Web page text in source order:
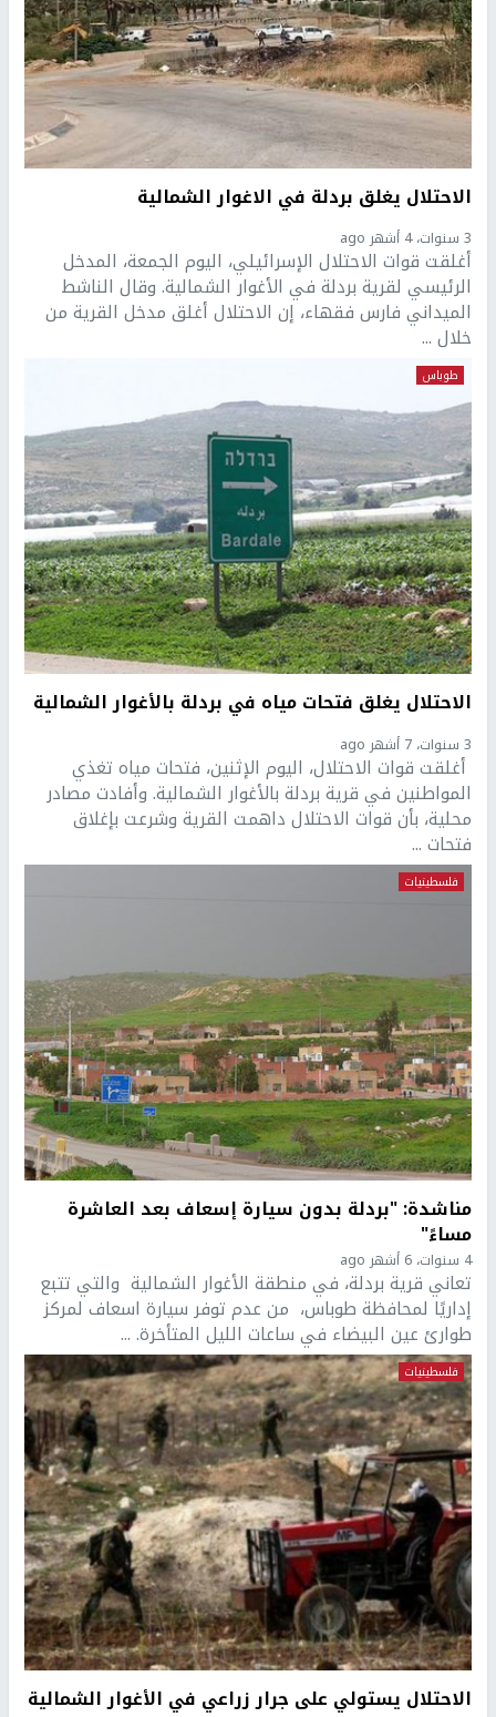
الاحتلال يغلق بردلة في الاغوار الشمالية
3 سنوات، 4 أشهر ago
أغلقت قوات الاحتلال الإسرائيلي، اليوم الجمعة، المدخل
الرئيسي لقرية بردلة في الأغوار الشمالية. وقال الناشط
الميداني فارس فقهاء، إن الاحتلال أغلق مدخل القرية من
خلال ...
طوباس
الاحتلال يغلق فتحات مياه في بردلة بالأغوار الشمالية
3 سنوات، 7 أشهر ago
أغلقت قوات الاحتلال، اليوم الإثنين، فتحات مياه تغذي
المواطنين في قرية بردلة بالأغوار الشمالية. وأفادت مصادر
محلية، بأن قوات الاحتلال داهمت القرية وشرعت بإغلاق
فتحات ...
فلسطينيات
مناشدة: "بردلة بدون سيارة إسعاف بعد العاشرة
مساءً"
4 سنوات، 6 أشهر ago
تعاني قرية بردلة، في منطقة الأغوار الشمالية والتي تتبع
إداريًا لمحافظة طوباس، من عدم توفر سيارة اسعاف لمركز
طوارئ عين البيضاء في ساعات الليل المتأخرة. ...
فلسطينيات
الاحتلال يستولي على جرار زراعي في الأغوار الشمالية